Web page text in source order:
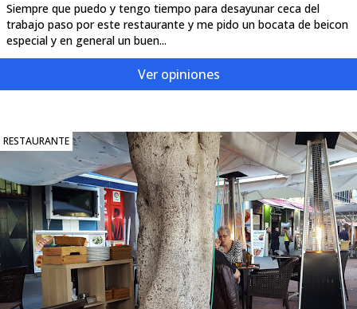
Siempre que puedo y tengo tiempo para desayunar ceca del
trabajo paso por este restaurante y me pido un bocata de beicon
especial y en general un buen...
Ver opiniones
RESTAURANTE